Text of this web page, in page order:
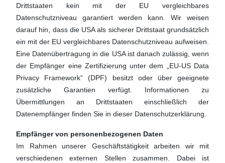
Drittstaaten kein mit der EU vergleichbares
Datenschutzniveau garantiert werden kann. Wir weisen
darauf hin, dass die USA als sicherer Drittstaat grundsätzlich
ein mit der EU vergleichbares Datenschutzniveau aufweisen.
Eine Datenübertragung in die USA ist danach zulässig, wenn
der Empfänger eine Zertifizierung unter dem „EU-US Data
Privacy Framework“ (DPF) besitzt oder über geeignete
zusätzliche Garantien verfügt. Informationen zu
Übermittlungen an Drittstaaten einschließlich der
Datenempfänger finden Sie in dieser Datenschutzerklärung.
Empfänger von personenbezogenen Daten
Im Rahmen unserer Geschäftstätigkeit arbeiten wir mit
verschiedenen externen Stellen zusammen. Dabei ist